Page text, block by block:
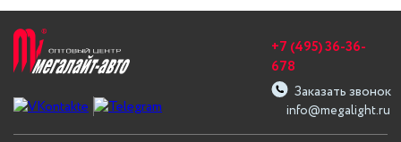
info@megalight.ru
+7 (495) 36-36-
678
Заказать звонок